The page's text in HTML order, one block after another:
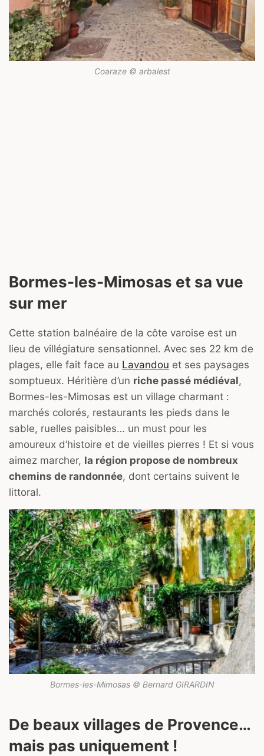
Coaraze © arbalest
Bormes-les-Mimosas et sa vue
sur mer
Cette station balnéaire de la côte varoise est un
lieu de villégiature sensationnel. Avec ses 22 km de
plages, elle fait face au Lavandou et ses paysages
somptueux. Héritière d’un riche passé médiéval,
Bormes-les-Mimosas est un village charmant :
marchés colorés, restaurants les pieds dans le
sable, ruelles paisibles… un must pour les
amoureux d’histoire et de vieilles pierres ! Et si vous
aimez marcher, la région propose de nombreux
chemins de randonnée, dont certains suivent le
littoral.
Bormes-les-Mimosas © Bernard GIRARDIN
De beaux villages de Provence…
mais pas uniquement !